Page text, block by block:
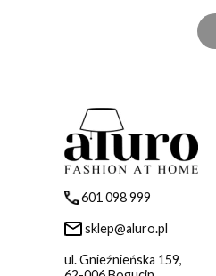
601 098 999
sklep@aluro.pl
ul. Gnieźnieńska 159,